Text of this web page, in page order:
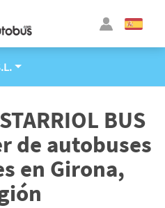
BUS
de autobuses
en Girona,